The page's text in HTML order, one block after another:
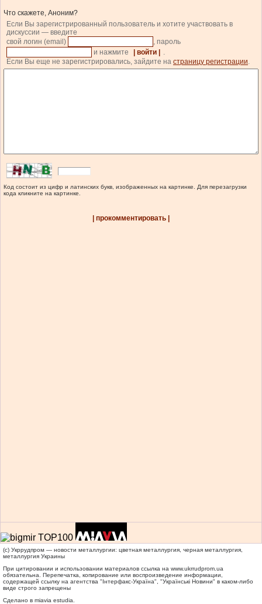
Что скажете, Аноним?
Если Вы зарегистрированный пользователь и хотите участвовать в
дискуссии — введите
свой логин (email)
, пароль
и нажмите
| войти |
.
Если Вы еще не зарегистрировались, зайдите на страницу регистрации.
Код состоит из цифр и латинских букв, изображенных на картинке. Для перезагрузки
кода кликните на картинке.
| прокомментировать |
(c) Укррудпром — новости металлургии: цветная металлургия, черная металлургия,
металлургия Украины
При цитировании и использовании материалов ссылка на www.ukrrudprom.ua
обязательна. Перепечатка, копирование или воспроизведение информации,
содержащей ссылку на агентства "Iнтерфакс-Україна", "Українськi Новини" в каком-либо
виде строго запрещены
Сделано в miavia estudia.